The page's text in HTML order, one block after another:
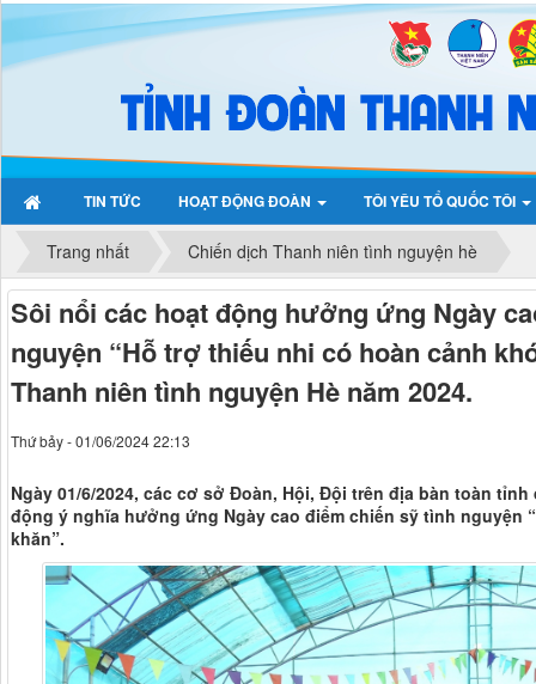
TIN TỨC HOẠT ĐỘNG ĐOÀN TÔI YÊU TỔ QUỐC TÔI
Trang nhất Chiến dịch Thanh niên tình nguyện hè
Sôi nổi các hoạt động hưởng ứng Ngày
nguyện “Hỗ trợ thiếu nhi có hoàn cảnh
Thanh niên tình nguyện Hè năm 2024.
Thứ bảy - 01/06/2024 22:13
Ngày 01/6/2024, các cơ sở Đoàn, Hội, Đội trên địa bàn toàn
động ý nghĩa hưởng ứng Ngày cao điểm chiến sỹ tình nguyện
khăn”.